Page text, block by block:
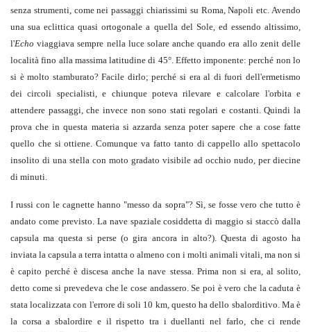
senza strumenti, come nei passaggi chiarissimi su Roma, Napoli etc. Avendo
una sua eclittica quasi ortogonale a quella del Sole, ed essendo altissimo,
l'Echo viaggiava sempre nella luce solare anche quando era allo zenit delle
località fino alla massima latitudine di 45°. Effetto imponente: perché non lo
si è molto stamburato? Facile dirlo; perché si era al di fuori dell'ermetismo
dei circoli specialisti, e chiunque poteva rilevare e calcolare l'orbita e
attendere passaggi, che invece non sono stati regolari e costanti. Quindi la
prova che in questa materia si azzarda senza poter sapere che a cose fatte
quello che si ottiene. Comunque va fatto tanto di cappello allo spettacolo
insolito di una stella con moto gradato visibile ad occhio nudo, per diecine
di minuti.
I russi con le cagnette hanno "messo da sopra"? Sì, se fosse vero che tutto è
andato come previsto. La nave spaziale cosiddetta di maggio si staccò dalla
capsula ma questa si perse (o gira ancora in alto?). Questa di agosto ha
inviata la capsula a terra intatta o almeno con i molti animali vitali, ma non si
è capito perché è discesa anche la nave stessa. Prima non si era, al solito,
detto come si prevedeva che le cose andassero. Se poi è vero che la caduta è
stata localizzata con l'errore di soli 10 km, questo ha dello sbalorditivo. Ma è
la corsa a sbalordire e il rispetto tra i duellanti nel farlo, che ci rende